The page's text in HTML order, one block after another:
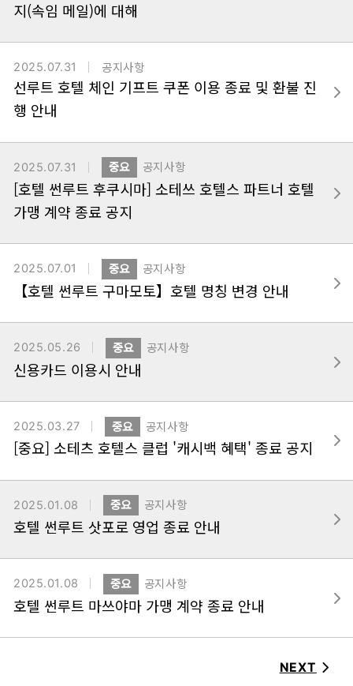
지(속임 메일)에 대해
2025.07.31 공지사항
선루트 호텔 체인 기프트 쿠폰 이용 종료 및 환불 진
행 안내
2025.07.31 중요 공지사항
[호텔 썬루트 후쿠시마] 소테쓰 호텔스 파트너 호텔
가맹 계약 종료 공지
2025.07.01 중요 공지사항
【호텔 썬루트 구마모토】호텔 명칭 변경 안내
2025.05.26 중요 공지사항
신용카드 이용시 안내
2025.03.27 중요 공지사항
[중요] 소테츠 호텔스 클럽 '캐시백 혜택' 종료 공지
2025.01.08 중요 공지사항
호텔 썬루트 삿포로 영업 종료 안내
2025.01.08 중요 공지사항
호텔 썬루트 마쓰야마 가맹 계약 종료 안내
NEXT